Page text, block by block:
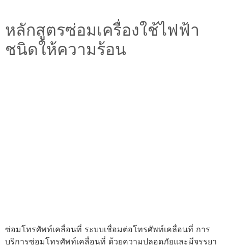
หลักสูตรซ่อมเครื่องใช้ไฟฟ้า
ชนิดให้ความร้อน
ซ่อมโทรศัพท์เคลื่อนที่ ระบบเชื่อมต่อโทรศัพท์เคลื่อนที่ การ
บริการซ่อมโทรศัพท์เคลื่อนที่ ด้วยความปลอดภัยและมีจรรยา